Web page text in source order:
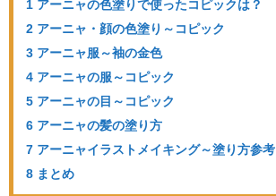
1 アーニャの色塗りで使ったコピックは？
2 アーニャ・顔の色塗り～コピック
3 アーニャ服～袖の金色
4 アーニャの服～コピック
5 アーニャの目～コピック
6 アーニャの髪の塗り方
7 アーニャイラストメイキング～塗り方参考
8 まとめ